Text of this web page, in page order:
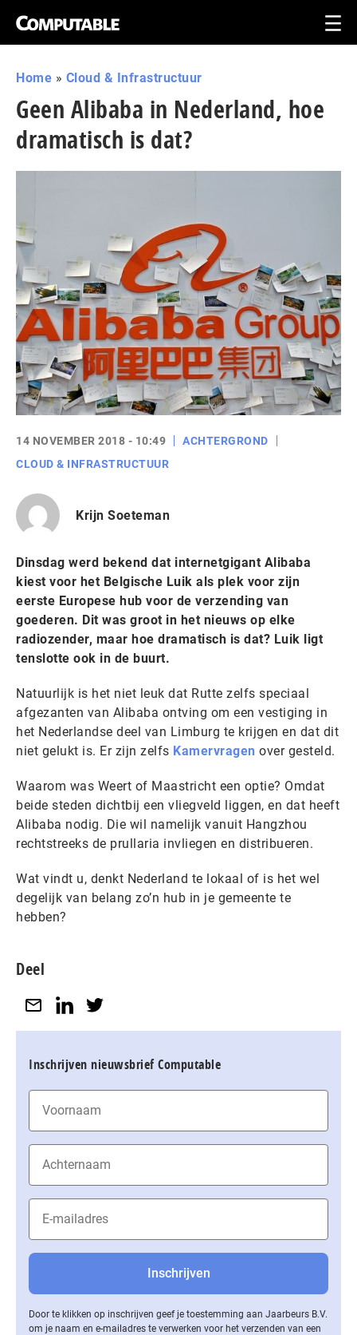
Home » Cloud & Infrastructuur
Geen Alibaba in Nederland, hoe
dramatisch is dat?
14 NOVEMBER 2018 - 10:49
ACHTERGROND
CLOUD & INFRASTRUCTUUR
Krijn Soeteman
Dinsdag werd bekend dat internetgigant Alibaba
kiest voor het Belgische Luik als plek voor zijn
eerste Europese hub voor de verzending van
goederen. Dit was groot in het nieuws op elke
radiozender, maar hoe dramatisch is dat? Luik ligt
tenslotte ook in de buurt.
Natuurlijk is het niet leuk dat Rutte zelfs speciaal
afgezanten van Alibaba ontving om een vestiging in
het Nederlandse deel van Limburg te krijgen en dat dit
niet gelukt is. Er zijn zelfs Kamervragen over gesteld.
Waarom was Weert of Maastricht een optie? Omdat
beide steden dichtbij een vliegveld liggen, en dat heeft
Alibaba nodig. Die wil namelijk vanuit Hangzhou
rechtstreeks de prullaria invliegen en distribueren.
Wat vindt u, denkt Nederland te lokaal of is het wel
degelijk van belang zo’n hub in je gemeente te
hebben?
Deel
Inschrijven nieuwsbrief Computable
Door te klikken op inschrijven geef je toestemming aan Jaarbeurs B.V.
om je naam en e-mailadres te verwerken voor het verzenden van een